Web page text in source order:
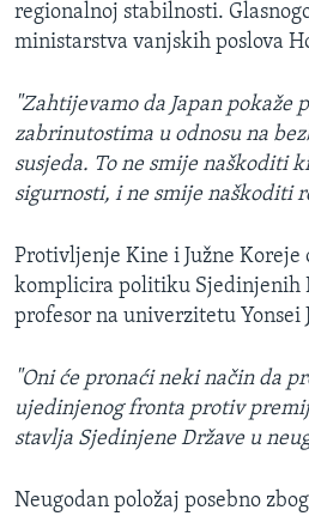
regionalnoj stabilnosti.
ministarstva vanjskih poslova
"Zahtijevamo da Japan pokaže
zabrinutostima u odnosu na
susjeda. To ne smije naškoditi
sigurnosti, i ne smije naškoditi
Protivljenje Kine i Južne Koreje
komplicira politiku Sjedinjenih
profesor na univerzitetu Yonsei
"Oni će pronaći neki način da
ujedinjenog fronta protiv
stavlja Sjedinjene Države u
Neugodan položaj posebno